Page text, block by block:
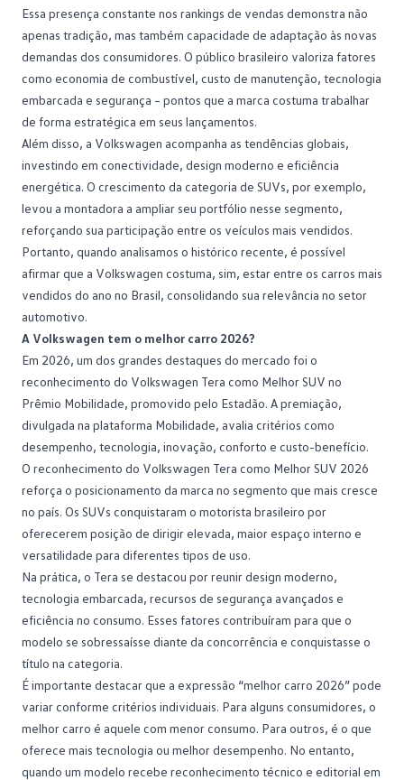
Essa presença constante nos rankings de vendas demonstra não
apenas tradição, mas também capacidade de adaptação às novas
demandas dos consumidores. O público brasileiro valoriza fatores
como economia de combustível, custo de manutenção, tecnologia
embarcada e segurança – pontos que a marca costuma trabalhar
de forma estratégica em seus lançamentos.
Além disso, a Volkswagen acompanha as tendências globais,
investindo em conectividade, design moderno e eficiência
energética. O crescimento da categoria de SUVs, por exemplo,
levou a montadora a ampliar seu portfólio nesse segmento,
reforçando sua participação entre os veículos mais vendidos.
Portanto, quando analisamos o histórico recente, é possível
afirmar que a Volkswagen costuma, sim, estar entre os carros mais
vendidos do ano no Brasil, consolidando sua relevância no setor
automotivo.
A Volkswagen tem o melhor carro 2026?
Em 2026, um dos grandes destaques do mercado foi o
reconhecimento do Volkswagen Tera como Melhor SUV no
Prêmio Mobilidade, promovido pelo Estadão. A premiação,
divulgada na plataforma Mobilidade, avalia critérios como
desempenho, tecnologia, inovação, conforto e custo-benefício.
O reconhecimento do Volkswagen Tera como Melhor SUV 2026
reforça o posicionamento da marca no segmento que mais cresce
no país. Os SUVs conquistaram o motorista brasileiro por
oferecerem posição de dirigir elevada, maior espaço interno e
versatilidade para diferentes tipos de uso.
Na prática, o Tera se destacou por reunir design moderno,
tecnologia embarcada, recursos de segurança avançados e
eficiência no consumo. Esses fatores contribuíram para que o
modelo se sobressaísse diante da concorrência e conquistasse o
título na categoria.
É importante destacar que a expressão “melhor carro 2026” pode
variar conforme critérios individuais. Para alguns consumidores, o
melhor carro é aquele com menor consumo. Para outros, é o que
oferece mais tecnologia ou melhor desempenho. No entanto,
quando um modelo recebe reconhecimento técnico e editorial em